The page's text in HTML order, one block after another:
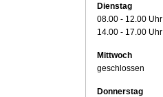
Dienstag
08.00 - 12.00 Uhr
14.00 - 17.00 Uhr
Mittwoch
geschlossen
Donnerstag